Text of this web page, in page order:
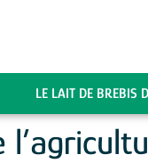
LE LAIT DE BREBIS